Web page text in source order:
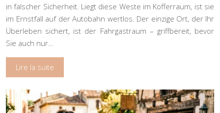
in falscher Sicherheit. Liegt diese Weste im Kofferraum, ist sie
im Ernstfall auf der Autobahn wertlos. Der einzige Ort, der Ihr
Überleben sichert, ist der Fahrgastraum – griffbereit, bevor
Sie auch nur…
Lire la suite